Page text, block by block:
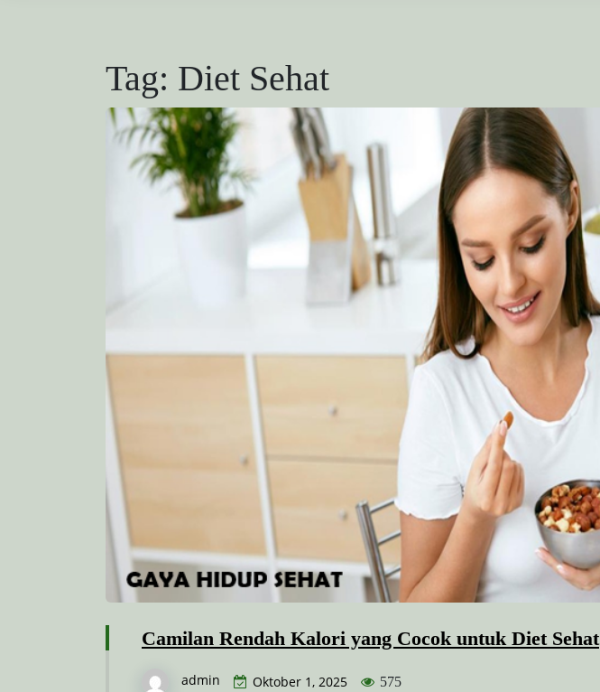
Tag: Diet Sehat
Camilan Rendah Kalori yang Cocok untuk Diet Sehat
admin Oktober 1, 2025 575